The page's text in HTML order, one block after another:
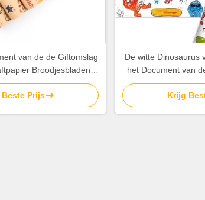
van de de Giftomslag
Broodjesbladen
Verjaardagspatroon
Prijs
De witte Dinosaurus
het Document van
voor
Krijg